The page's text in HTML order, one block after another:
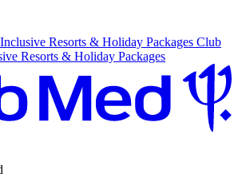
Resorts & Holiday Packages Club
Resorts & Holiday Packages